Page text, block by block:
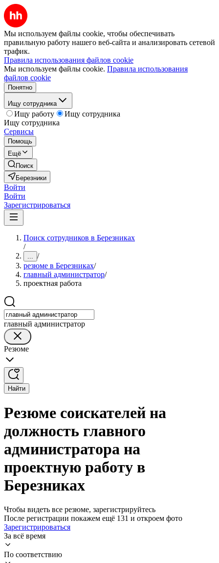
Мы используем файлы cookie, чтобы обеспечивать
правильную работу нашего веб-сайта и анализировать сетевой
трафик.
Правила использования файлов cookie
Мы используем файлы cookie. Правила использования
файлов cookie
Понятно
Ищу сотрудника
Ищу работу
Ищу сотрудника
Ищу сотрудника
Сервисы
Помощь
Ещё
Поиск
Березники
Войти
Войти
Зарегистрироваться
Поиск сотрудников в Березниках
/
... /
резюме в Березниках/
главный администратор/
проектная работа
главный администратор
Резюме
Найти
Резюме соискателей на
должность главного
администратора на
проектную работу в
Березниках
Чтобы видеть все резюме, зарегистрируйтесь
После регистрации покажем ещё 131 и откроем фото
Зарегистрироваться
За всё время
По соответствию